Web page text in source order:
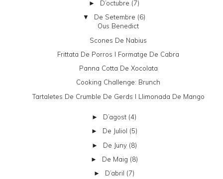
► D’octubre (7)
▼ De Setembre (6)
Ous Benedict
Scones De Nabius
Frittata De Porros I Formatge De Cabra
Panna Cotta De Xocolata
Cooking Challenge: Brunch
Tartaletes De Crumble De Gerds I Llimonada De Mango
► D’agost (4)
► De Juliol (5)
► De Juny (8)
► De Maig (8)
► D’abril (7)